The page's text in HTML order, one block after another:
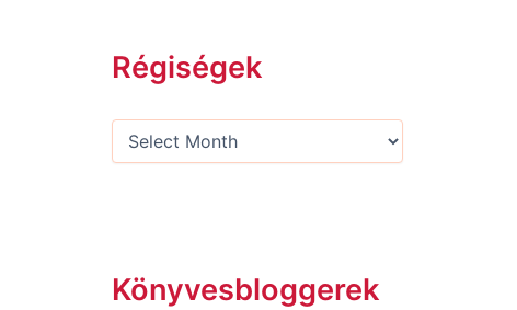
Régiségek
Könyvesbloggerek